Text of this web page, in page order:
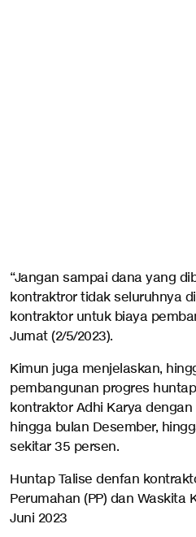
“Jangan sampai dana yang
kontraktror tidak seluruhnya
kontraktor untuk biaya
Jumat (2/5/2023).
Kimun juga menjelaskan,
pembangunan progres
kontraktor Adhi Karya
hingga bulan Desember,
sekitar 35 persen.
Huntap Talise denfan
Perumahan (PP) dan Waskita
Juni 2023